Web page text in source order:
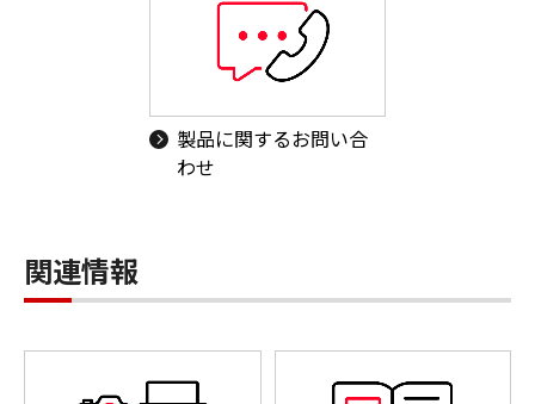
製品に関するお問い合
わせ
関連情報